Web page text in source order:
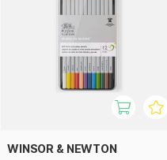
WINSOR & NEWTON